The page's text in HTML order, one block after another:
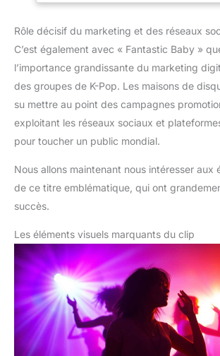
Rôle décisif du marketing et des réseaux
C’est également avec « Fantastic Baby »
l’importance grandissante du marketing
des groupes de K-Pop. Les maisons de
su mettre au point des campagnes
exploitant les réseaux sociaux et
pour toucher un public mondial.
Nous allons maintenant nous intéresser aux
de ce titre emblématique, qui ont
succès.
Les éléments visuels marquants du clip